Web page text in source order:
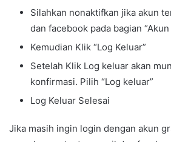
Silahkan nonaktifkan jika akun
dan facebook pada bagian
Kemudian Klik “Log Keluar”
Setelah Klik Log keluar akan
konfirmasi. Pilih “Log keluar”
Log Keluar Selesai
Jika masih ingin login dengan akun